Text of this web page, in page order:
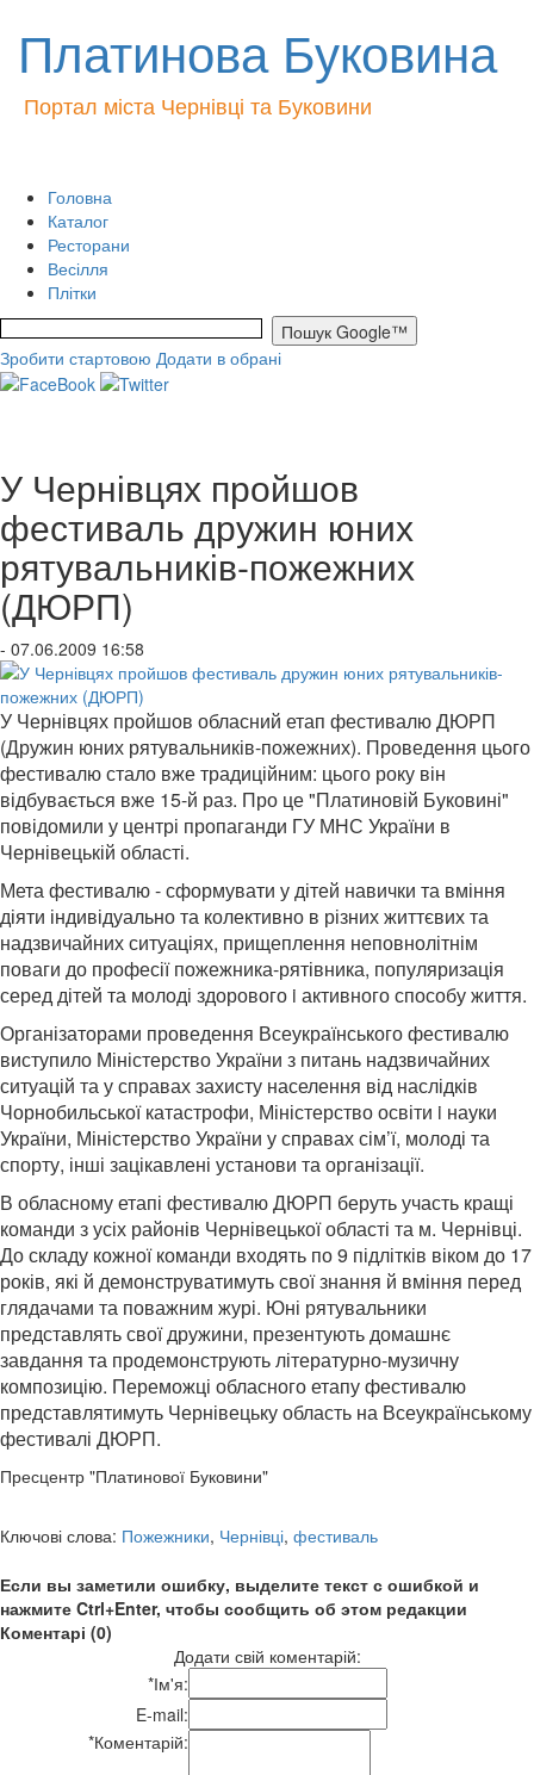
Платинова Буковина
Портал міста Чернівці та Буковини
Головна
Каталог
Ресторани
Весілля
Плітки
Зробити стартовою Додати в обрані
У Чернівцях пройшов
фестиваль дружин юних
рятувальників-пожежних
(ДЮРП)
- 07.06.2009 16:58
У Чернівцях пройшов обласний етап фестивалю ДЮРП
(Дружин юних рятувальників-пожежних). Проведення цього
фестивалю стало вже традиційним: цього року він
відбувається вже 15-й раз. Про це"Платиновій Буковині"
повідомили у центрі пропаганди ГУ МНС України в
Чернівецькій області.
Мета фестивалю - сформувати у дітей навички та вміння
діяти індивідуально та колективно в різних життєвих та
надзвичайних ситуаціях, прищеплення неповнолітнім
поваги до професії пожежника-рятівника, популяризація
серед дітей та молоді здорового i активного способу життя.
Організаторами проведення Всеукраїнського фестивалю
виступило Міністерство України з питань надзвичайних
ситуацій та у справах захисту населення від наслідків
Чорнобильської катастрофи, Міністерство освіти i науки
України, Міністерство України у справах сім’ї, молоді та
спорту, інші зацікавлені установи та організації.
В обласному етапі фестивалю ДЮРП беруть участь кращі
команди з усіх районів Чернівецької області та м. Чернівці.
До складу кожної команди входять по 9 підлітків віком до 17
років, які й демонструватимуть свої знання й вміння перед
глядачами та поважним журі. Юні рятувальники
представлять свої дружини, презентують домашнє
завдання та продемонструють літературно-музичну
композицію. Переможці обласного етапу фестивалю
представлятимуть Чернівецьку область на Всеукраїнському
фестивалі ДЮРП.
Пресцентр "Платинової Буковини"
Ключові слова: Пожежники, Чернівці, фестиваль
Если вы заметили ошибку, выделите текст с ошибкой и
нажмите Ctrl+Enter, чтобы сообщить об этом редакции
Коментарі (0)
Додати свій коментарій:
*Ім'я:
E-mail:
*Коментарій: